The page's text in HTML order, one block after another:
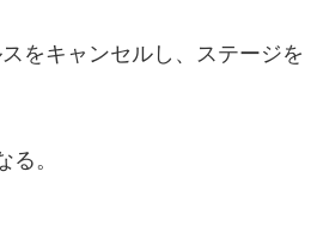
をキャンセルし、ステージを
。